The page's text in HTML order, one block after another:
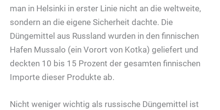
man in Helsinki in erster Linie nicht an die weltweite,
sondern an die eigene Sicherheit dachte. Die
Düngemittel aus Russland wurden in den finnischen
Hafen Mussalo (ein Vorort von Kotka) geliefert und
deckten 10 bis 15 Prozent der gesamten finnischen
Importe dieser Produkte ab.
Nicht weniger wichtig als russische Düngemittel ist